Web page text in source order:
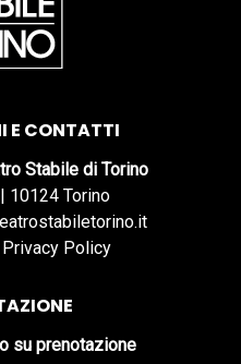
E CONTATTI
Stabile di Torino
10124 Torino
Privacy Policy
su prenotazione